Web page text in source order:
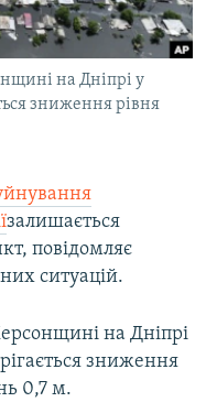
на Дніпрі у
зниження рівня
залишається
повідомляє
ситуацій.
на Дніпрі
зниження
0,7 м.